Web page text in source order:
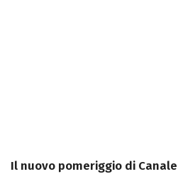
Il nuovo pomeriggio di